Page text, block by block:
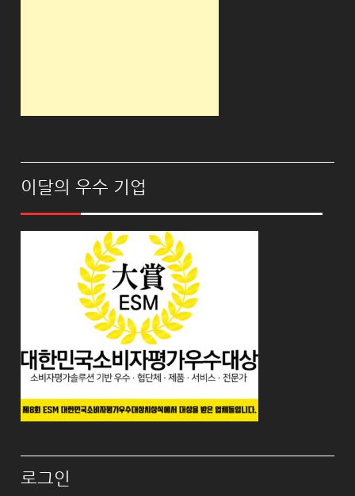
이달의 우수 기업
로그인